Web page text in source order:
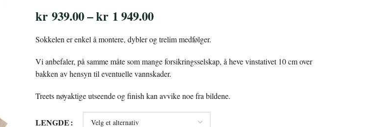
kr939.00–kr1 949.00
Sokkelen er enkel å montere, dybler og trelim medfølger.
Vi anbefaler, på samme måte som mange forsikringsselskap, å heve vinstativet 10 cm over
bakken av hensyn til eventuelle vannskader.
Treets nøyaktige utseende og finish kan avvike noe fra bildene.
LENGDE